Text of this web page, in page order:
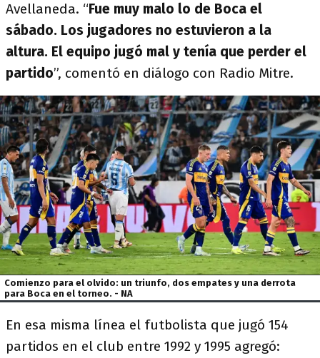
Avellaneda. “Fue muy malo lo de Boca el
sábado. Los jugadores no estuvieron a la
altura. El equipo jugó mal y tenía que perder el
partido”, comentó en diálogo con Radio Mitre.
Comienzo para el olvido: un triunfo, dos empates y una derrota
para Boca en el torneo. - NA
En esa misma línea el futbolista que jugó 154
partidos en el club entre 1992 y 1995 agregó: